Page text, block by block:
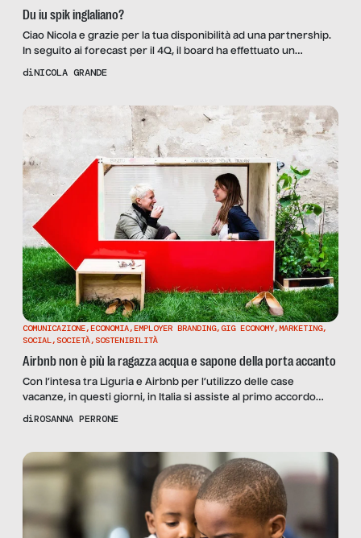
Du iu spik inglaliano?
Ciao Nicola e grazie per la tua disponibilità ad una partnership.
In seguito ai forecast per il 4Q, il board ha effettuato un
assessment del workstream, definito un forte committment
Sei qui perché […]
diNICOLA GRANDE
COMUNICAZIONE,ECONOMIA,EMPLOYER BRANDING,GIG ECONOMY,MARKETING,
SOCIAL, SOCIETÀ, SOSTENIBILITÀ
Airbnb non è più la ragazza acqua e sapone della porta accanto
Con l’intesa tra Liguria e Airbnb per l’utilizzo delle case
vacanze, in questi giorni, in Italia si assiste al primo accordo
commerciale con l’app che ha fatto più discutere nel 2016. La
metterà a disposizione della Liguria […]
diROSANNA PERRONE